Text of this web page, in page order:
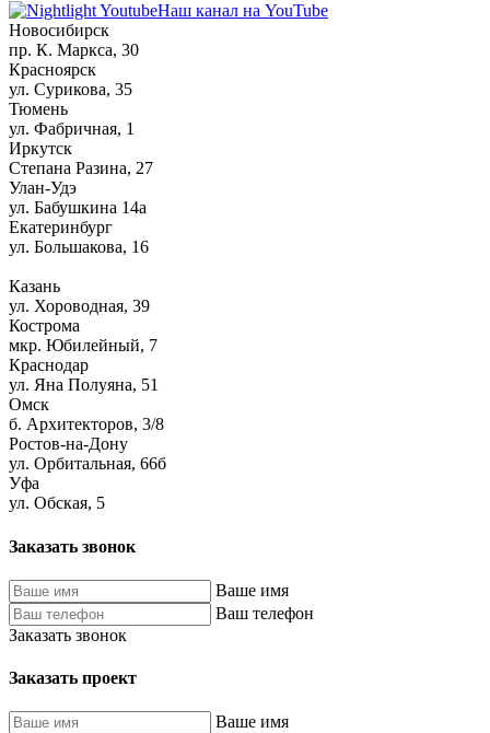
Наш канал на YouTube
Новосибирск
пр. К. Маркса, 30
Красноярск
ул. Сурикова, 35
Тюмень
ул. Фабричная, 1
Иркутск
Степана Разина, 27
Улан-Удэ
ул. Бабушкина 14а
Екатеринбург
ул. Большакова, 16
Казань
ул. Хороводная, 39
Кострома
мкр. Юбилейный, 7
Краснодар
ул. Яна Полуяна, 51
Омск
б. Архитекторов, 3/8
Ростов-на-Дону
ул. Орбитальная, 66б
Уфа
ул. Обская, 5
Заказать звонок
Ваше имя
Ваш телефон
Заказать звонок
Заказать проект
Ваше имя